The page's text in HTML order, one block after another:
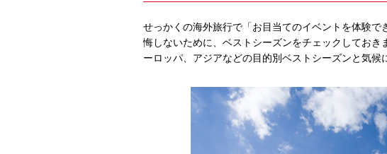
せっかくの海外旅行で「お目当てのイベントを体験
悔しないために、ベストシーズンをチェックしてお
ーロッパ、アジアなどの目的別ベストシーズンと気候